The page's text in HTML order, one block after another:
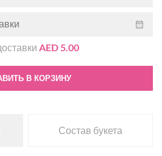
AED 5.00
В КОРЗИНУ
Состав букета